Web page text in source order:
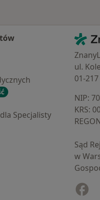
Specjalisty
ul.
01-
NIP:
KRS:
Sąd
w